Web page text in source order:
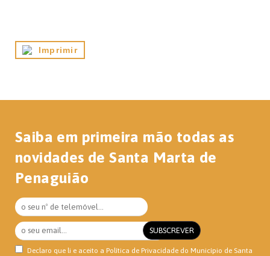
Imprimir
Saiba em primeira mão todas as
novidades de Santa Marta de
Penaguião
Declaro que li e aceito a Política de Privacidade do Município de Santa